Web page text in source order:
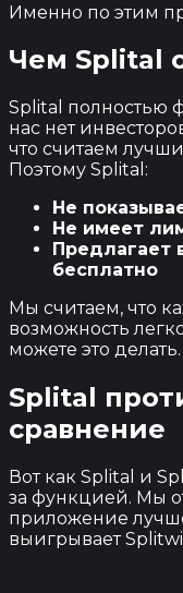
Именно по этим
Чем Splital
Splital полностью
нас нет
что считаем
Поэтому Splital:
Не
Не имеет
Предлагает
бесплатно
Мы считаем, что
возможность
можете это делать.
Splital
сравнение
Вот как Splital и
за функцией. Мы
приложение
выигрывает